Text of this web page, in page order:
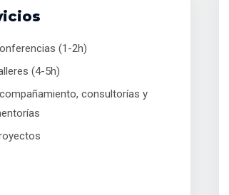
(1-2h)
(4-5h)
consultorías y